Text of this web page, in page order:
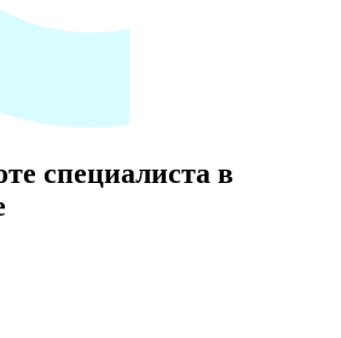
специалиста в